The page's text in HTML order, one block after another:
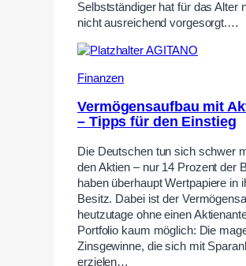
Selbstständiger hat für das Alter
nicht ausreichend vorgesorgt.…
Finanzen
Vermögensaufbau mit
– Tipps für den Einstieg
Die Deutschen tun sich schwer
den Aktien – nur 14 Prozent der
haben überhaupt Wertpapiere in
Besitz. Dabei ist der
heutzutage ohne einen
Portfolio kaum möglich: Die
Zinsgewinne, die sich mit
erzielen…